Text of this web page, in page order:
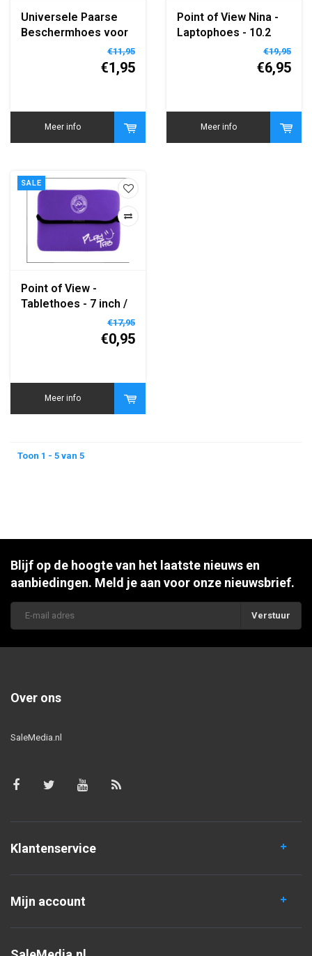
Universele Paarse
Beschermhoes voor
9.7" & 10" Tablets –
Compatibel met Point
€11,95
€1,95
Meer info
Point of View Nina -
Laptophoes - 10.2
inch / Neon Groen€19,95
€6,95
Meer info
SALE
Point of View -
Tablethoes - 7 inch /
€17,95
€0,95
Meer info
Toon 1 - 5 van 5
Blijf op de hoogte van het laatste nieuws en
aanbiedingen. Meld je aan voor onze nieuwsbrief.
Verstuur
Over ons
SaleMedia.nl
Klantenservice
Mijn account